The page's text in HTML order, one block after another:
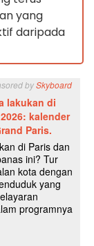
yang
daripada